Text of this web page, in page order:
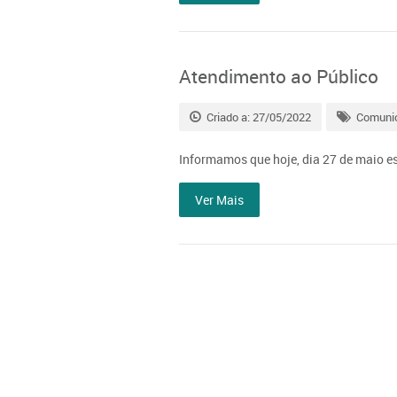
Atendimento ao Público
Criado a: 27/05/2022
Informamos que hoje, dia 27 de maio
Ver Mais